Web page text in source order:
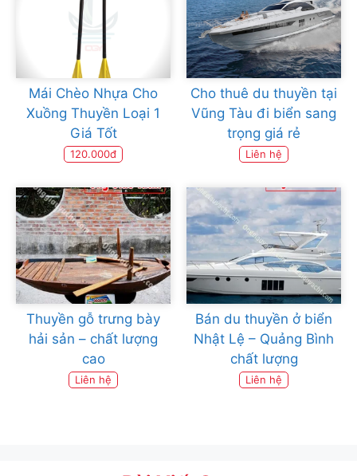
Mái Chèo Nhựa Cho
Xuồng Thuyền Loại 1
Giá Tốt
120.000đ
Cho thuê du thuyền tại
Vũng Tàu đi biển sang
trọng giá rẻ
Liên hệ
Thuyền gỗ trưng bày
hải sản – chất lượng
cao
Liên hệ
Bán du thuyền ở biển
Nhật Lệ – Quảng Bình
chất lượng
Liên hệ